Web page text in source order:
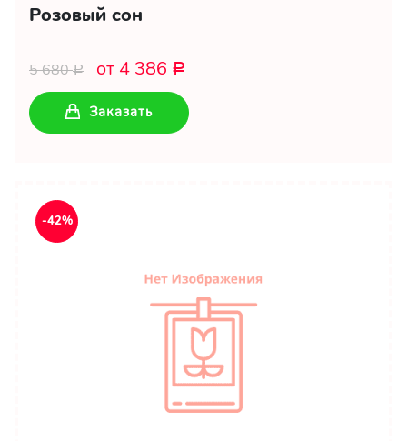
Розовый сон
5 680Р от 4 386 Р
Заказать
-42%